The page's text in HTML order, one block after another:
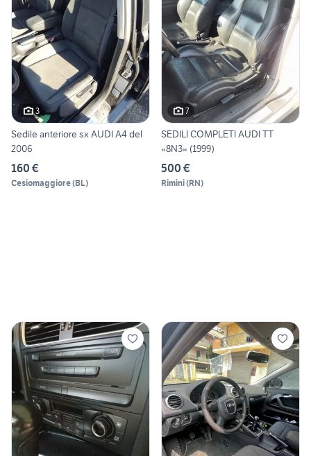
3
Sedile anteriore sx AUDI A4 del
2006
160 €
Cesiomaggiore(BL)
7
SEDILI COMPLETI AUDI TT
«8N3» (1999)
500 €
Rimini(RN)